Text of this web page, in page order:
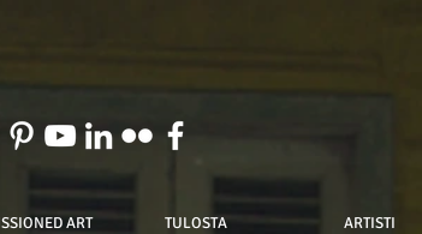
ART TULOSTA ARTISTI